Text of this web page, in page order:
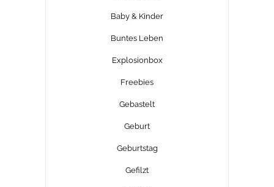
Baby & Kinder
Buntes Leben
Explosionbox
Freebies
Gebastelt
Geburt
Geburtstag
Gefilzt